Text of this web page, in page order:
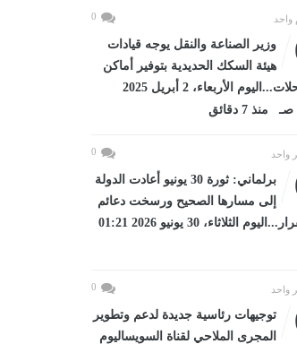
واحد 0
وزير الصناعة والنقل يوجه قيادات
هيئة السكك الحديدية بتوفير أماكن
في رحلات...اليوم الأربعاء، 2 أبريل 2025
واحد 0
برلماني: ثورة 30 يونيو أعادت الدولة
إلى مسارها الصحيح ورسخت دعائم
الاستقرار...اليوم الثلاثاء، 30 يونيو 2026 01:21
واحد 0
توجيهات رئاسية جديدة لدعم وتطوير
المجرى الملاحي لقناة السويساليوم